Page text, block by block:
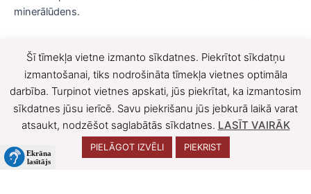
minerālūdens.
F
a
c
e
b
X
Šī tīmekļa vietne izmanto sīkdatnes. Piekrītot sīkdatņu
izmantošanai, tiks nodrošināta tīmekļa vietnes optimāla
darbība. Turpinot vietnes apskati, jūs piekrītat, ka izmantosim
sīkdatnes jūsu ierīcē. Savu piekrišanu jūs jebkurā laikā varat
atsaukt, nodzēšot saglabātās sīkdatnes. LASĪT VAIRĀK
PIELĀGOT IZVĒLI PIEKRIST